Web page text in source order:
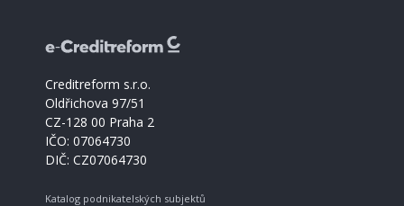
Creditreform s.r.o.
Oldřichova 97/51
CZ-128 00 Praha 2
IČO: 07064730
DIČ: CZ07064730
Katalog podnikatelských subjektů